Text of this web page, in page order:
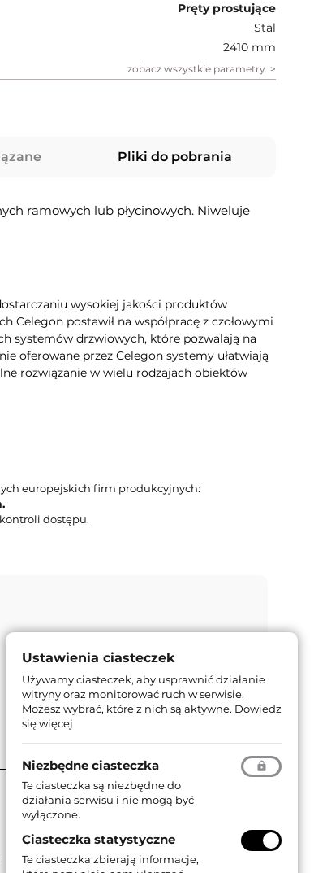
Pręty prostujące
Stal
2410 mm
zobacz wszystkie parametry
Pliki do pobrania
ramowych lub płycinowych. Niweluje
wysokiej jakości produktów
postawił na współpracę z czołowymi
systemów drzwiowych, które pozwalają na
oferowane przez Celegon systemy ułatwiają
rozwiązanie w wielu rodzajach obiektów
europejskich firm produkcyjnych:
.
dostępu.
Ustawienia ciasteczek
Używamy ciasteczek, aby usprawnić działanie
witryny oraz monitorować ruch w serwisie.
Możesz wybrać, które z nich są aktywne. Dowiedz
się więcej
Niezbędne ciasteczka
Te ciasteczka są niezbędne do
działania serwisu i nie mogą być
wyłączone.
Ciasteczka statystyczne
Te ciasteczka zbierają informacje,